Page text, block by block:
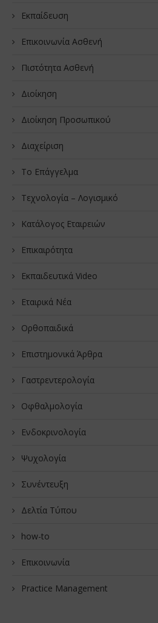
Εκπαίδευση
Επικοινωνία Ασθενή
Πιστότητα Ασθενή
Διοίκηση
Διοίκηση Προσωπικού
Διαχείριση
Το Επάγγελμα
Τεχνολογία – Λογισμικό
Κατάλογος Εταιρειών
Επικαιρότητα
Εκπαιδευτικά Video
Εταιρικά Νέα
Oρθοπαιδικά
Επιστημονικά Άρθρα
Γαστρεντερολογία
Οφθαλμολογία
Ενδοκρινολογία
Ψυχολογία
Συνέντευξη
Δελτία Τύπου
how-to
Επικοινωνία
Practice Management